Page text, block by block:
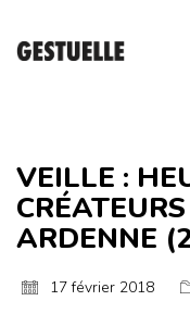
VEILLE :
ARDENNE
17 février 2018